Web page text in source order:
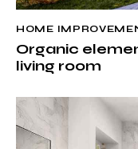
HOME
Organic
living room